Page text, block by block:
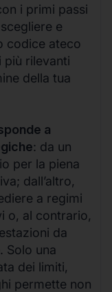
i primi passi
e
codice ateco
più rilevanti
della tua
a
: da un
per la piena
dall’altro,
a regimi
o, al contrario,
da
Solo una
dei limiti,
permette non